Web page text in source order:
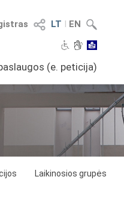
LT I EN
(e. peticija)
Laikinosios grupės